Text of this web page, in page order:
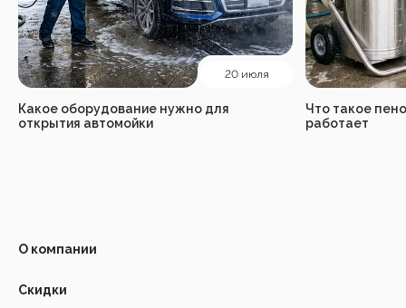
20 июля
Какое оборудование нужно для
открытия автомойки
Что такое
работает
О компании
Скидки